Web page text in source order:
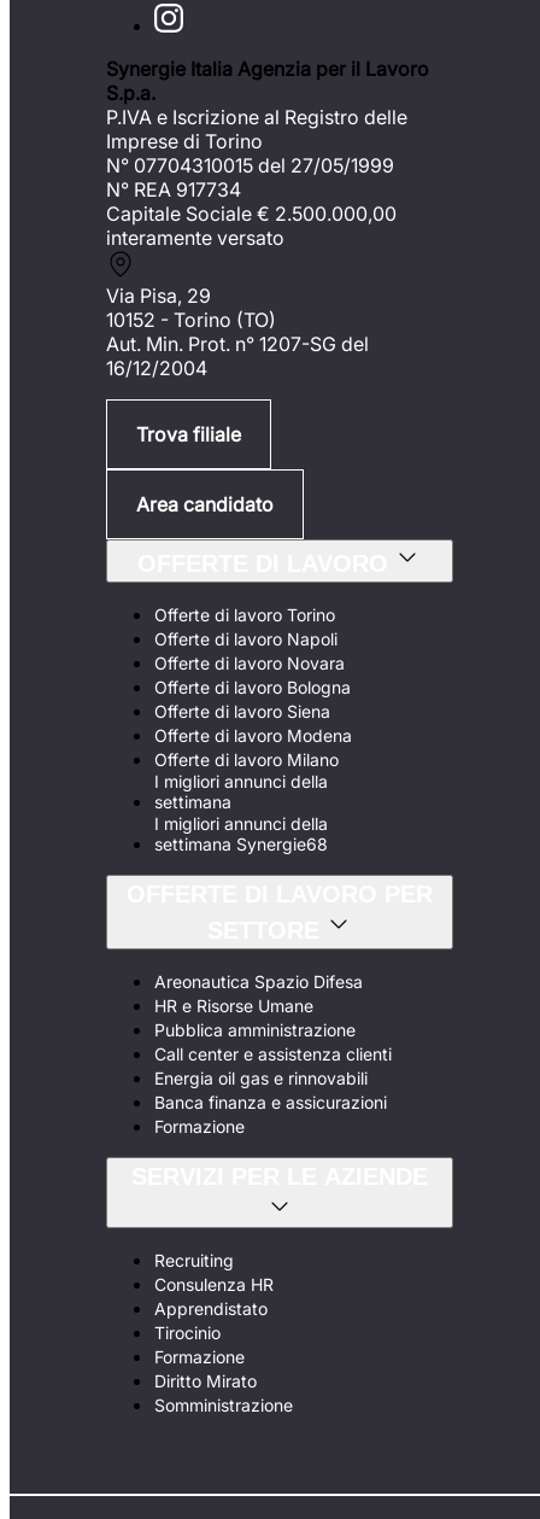
Synergie Italia Agenzia per il Lavoro
S.p.a.
P.IVA e Iscrizione al Registro delle
Imprese di Torino
N° 07704310015 del 27/05/1999
N° REA 917734
Capitale Sociale € 2.500.000,00
interamente versato
Via Pisa, 29
10152 - Torino (TO)
Aut. Min. Prot. n° 1207-SG del
16/12/2004
Trova filiale
Area candidato
Offerte di lavoro Torino
Offerte di lavoro Napoli
Offerte di lavoro Novara
Offerte di lavoro Bologna
Offerte di lavoro Siena
Offerte di lavoro Modena
Offerte di lavoro Milano
I migliori annunci della
settimana
I migliori annunci della
settimana Synergie68
Areonautica Spazio Difesa
HR e Risorse Umane
Pubblica amministrazione
Call center e assistenza clienti
Energia oil gas e rinnovabili
Banca finanza e assicurazioni
Formazione
Recruiting
Consulenza HR
Apprendistato
Tirocinio
Formazione
Diritto Mirato
Somministrazione